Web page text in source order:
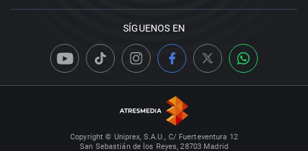
SÍGUENOS EN
Copyright © Uniprex, S.A.U., C/ Fuerteventura 12
San Sebastián de los Reyes, 28703 Madrid